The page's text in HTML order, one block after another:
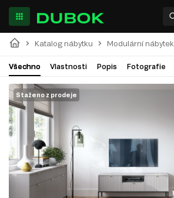
Katalog nábytku Modulární nábytek
Všechno Vlastnosti Popis Fotografie
Staženo z prodeje